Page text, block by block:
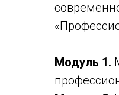
Модуль 1.